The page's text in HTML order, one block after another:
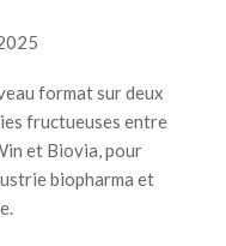
format sur deux
fructueuses entre
et Biovia, pour
biopharma et